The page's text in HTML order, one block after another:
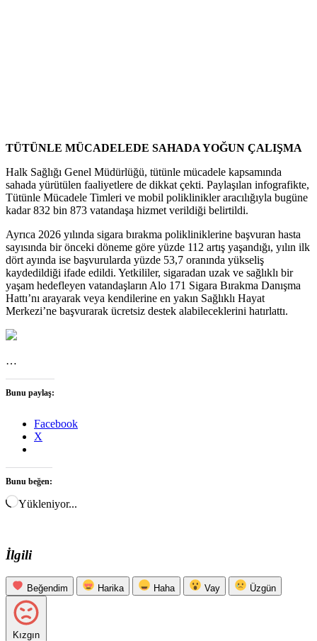
TÜTÜNLE MÜCADELEDE SAHADA YOĞUN ÇALIŞMA
Halk Sağlığı Genel Müdürlüğü, tütünle mücadele kapsamında
sahada yürütülen faaliyetlere de dikkat çekti. Paylaşılan infografikte,
Tütünle Mücadele Timleri ve mobil poliklinikler aracılığıyla bugüne
kadar 832 bin 873 vatandaşa hizmet verildiği belirtildi.
Ayrıca 2026 yılında sigara bırakma polikliniklerine başvuran hasta
sayısında bir önceki döneme göre yüzde 112 artış yaşandığı, yılın ilk
dört ayında ise başvurularda yüzde 53,7 oranında yükseliş
kaydedildiği ifade edildi. Yetkililer, sigaradan uzak ve sağlıklı bir
yaşam hedefleyen vatandaşların Alo 171 Sigara Bırakma Danışma
Hattı’nı arayarak veya kendilerine en yakın Sağlıklı Hayat
Merkezi’ne başvurarak ücretsiz destek alabileceklerini hatırlattı.
…
Bunu paylaş:
Facebook
X
Bunu beğen:
Yükleniyor...
İlgili
Beğendim Harika Haha Vay Üzgün
Kızgın